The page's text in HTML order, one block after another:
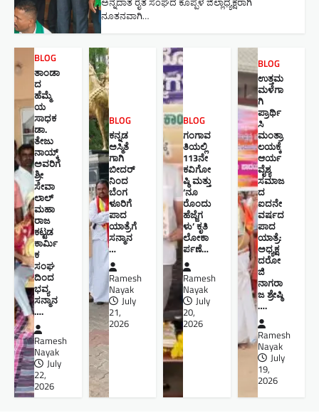
ನೂತನವಾಗಿ…
BLOG
ತಾಂಡಾ
ದ
ಹೆಮ್ಮೆ
ಯ
ಸಾಧಕ
ಡಾ.
ತೇಜು
ನಾಯ್ಕ್
ಅವರಿಗೆ
ಶ್ರೀ
ಸೇವಾ
ಲಾಲ್
ಮಹಾ
ರಾಜ
ಕಟ್ಟಡ
ಕಾರ್ಮಿ
ಕ
ಸಂಘ
ದಿಂದ
ಭವ್ಯ
ಸನ್ಮಾನ
….
Ramesh
Nayak
July
22,
2026
BLOG
ಕನ್ನಡ
ಅಸ್ಮಿತೆ
ಗಾಗಿ
ಬೀದರ್
ನಿಂದ
ಬೆಂಗ
ಳೂರಿಗೆ
ಪಾದ
ಯಾತ್ರೆಗೆ
ಸನ್ಮಾನ
…
Ramesh
Nayak
July
21,
2026
BLOG
ಗಂಗಾವ
ತಿಯಲ್ಲಿ
113ನೇ
ಕವಿಗೋ
ಷ್ಠಿ ಮತ್ತು
‘ನೂ
ರೊಂದು
ಹೆಜ್ಜೆಗ
ಳು’ ಕೃತಿ
ಲೋಕಾ
ರ್ಪಣೆ…
Ramesh
Nayak
July
20,
2026
BLOG
ಉತ್ತಮ
ಮಳೆಗಾ
ಗಿ
ಪ್ರಾರ್ಥಿ
ಸಿ
ಮಂತ್ರಾ
ಲಯಕ್ಕೆ
ಆರ್ಯ
ವೈಶ್ಯ
ಸಮಾಜ
ದ
ಐದನೇ
ವರ್ಷದ
ಪಾದ
ಯಾತ್ರೆ:
ಅಧ್ಯಕ್ಷ
ದರೋ
ಜಿ
ನಾಗರಾ
ಜ ಶ್ರೇಷ್ಠಿ ​
….
Ramesh
Nayak
July
19,
2026